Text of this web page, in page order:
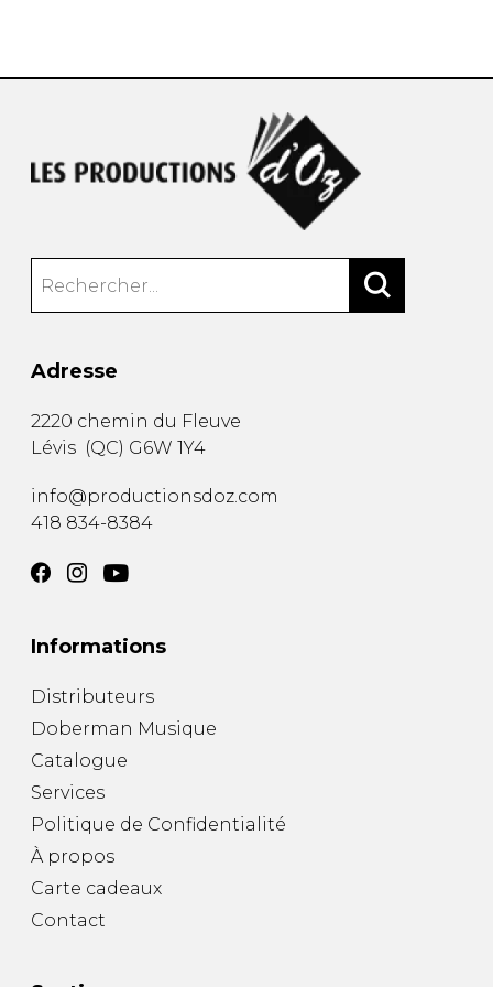
Adresse
2220 chemin du Fleuve
Lévis (QC) G6W 1Y4
info@productionsdoz.com
418 834-8384
Informations
Distributeurs
Doberman Musique
Catalogue
Services
Politique de Confidentialité
À propos
Carte cadeaux
Contact